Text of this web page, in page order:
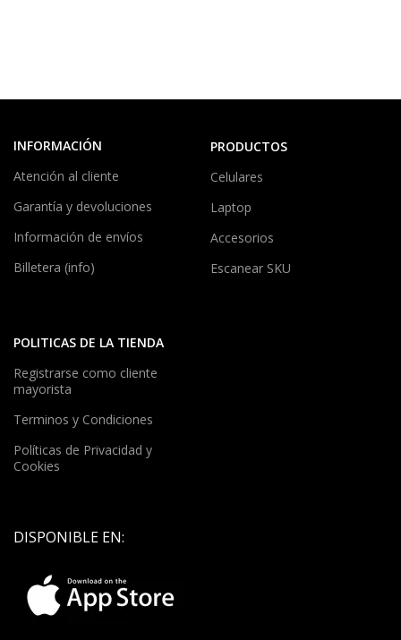
INFORMACIÓN
Atención al cliente
Garantía y devoluciones
Información de envíos
Billetera (info)
PRODUCTOS
Celulares
Laptop
Accesorios
Escanear SKU
POLITICAS DE LA TIENDA
Registrarse como cliente
mayorista
Terminos y Condiciones
Políticas de Privacidad y
Cookies
DISPONIBLE EN: